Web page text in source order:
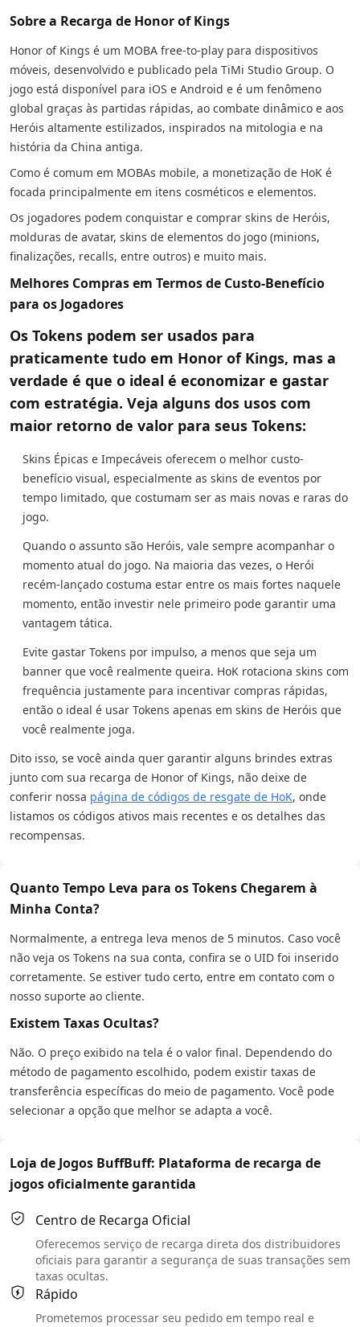
Sobre a Recarga de Honor of Kings
Honor of Kings é um MOBA free-to-play para dispositivos
móveis, desenvolvido e publicado pela TiMi Studio Group. O
jogo está disponível para iOS e Android e é um fenômeno
global graças às partidas rápidas, ao combate dinâmico e aos
Heróis altamente estilizados, inspirados na mitologia e na
história da China antiga.
Como é comum em MOBAs mobile, a monetização de HoK é
focada principalmente em itens cosméticos e elementos.
Os jogadores podem conquistar e comprar skins de Heróis,
molduras de avatar, skins de elementos do jogo (minions,
finalizações, recalls, entre outros) e muito mais.
Melhores Compras em Termos de Custo-Benefício
para os Jogadores
Os Tokens podem ser usados para
praticamente tudo em Honor of Kings, mas a
verdade é que o ideal é economizar e gastar
com estratégia. Veja alguns dos usos com
maior retorno de valor para seus Tokens:
Skins Épicas e Impecáveis oferecem o melhor custo-
benefício visual, especialmente as skins de eventos por
tempo limitado, que costumam ser as mais novas e raras do
jogo.
Quando o assunto são Heróis, vale sempre acompanhar o
momento atual do jogo. Na maioria das vezes, o Herói
recém-lançado costuma estar entre os mais fortes naquele
momento, então investir nele primeiro pode garantir uma
vantagem tática.
Evite gastar Tokens por impulso, a menos que seja um
banner que você realmente queira. HoK rotaciona skins com
frequência justamente para incentivar compras rápidas,
então o ideal é usar Tokens apenas em skins de Heróis que
você realmente joga.
Dito isso, se você ainda quer garantir alguns brindes extras
junto com sua recarga de Honor of Kings, não deixe de
conferir nossa página de códigos de resgate de HoK, onde
listamos os códigos ativos mais recentes e os detalhes das
recompensas.
Quanto Tempo Leva para os Tokens Chegarem à
Minha Conta?
Normalmente, a entrega leva menos de 5 minutos. Caso você
não veja os Tokens na sua conta, confira se o UID foi inserido
corretamente. Se estiver tudo certo, entre em contato com o
nosso suporte ao cliente.
Existem Taxas Ocultas?
Não. O preço exibido na tela é o valor final. Dependendo do
método de pagamento escolhido, podem existir taxas de
transferência específicas do meio de pagamento. Você pode
selecionar a opção que melhor se adapta a você.
Loja de Jogos BuffBuff: Plataforma de recarga de
jogos oficialmente garantida
Centro de Recarga Oficial
Oferecemos serviço de recarga direta dos distribuidores
oficiais para garantir a segurança de suas transações sem
taxas ocultas.
Rápido
Prometemos processar seu pedido em tempo real e